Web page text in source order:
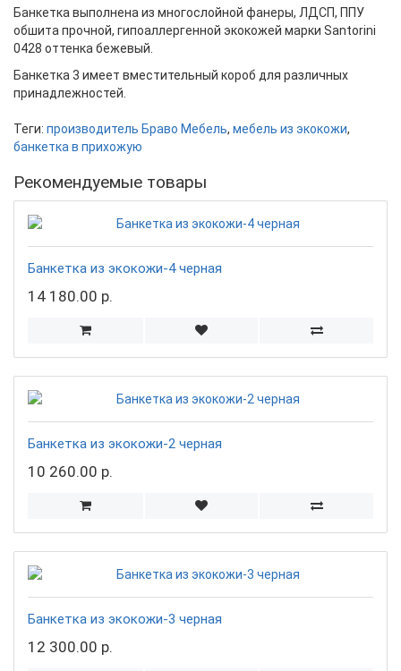
Банкетка выполнена из многослойной фанеры, ЛДСП, ППУ
обшита прочной, гипоаллергенной экокожей марки Santorini
0428 оттенка бежевый.
Банкетка 3 имеет вместительный короб для различных
принадлежностей.
Теги: производитель Браво Мебель, мебель из экокожи,
банкетка в прихожую
Рекомендуемые товары
Банкетка из экокожи-4 черная
14 180.00 р.
Банкетка из экокожи-2 черная
10 260.00 р.
Банкетка из экокожи-3 черная
12 300.00 р.